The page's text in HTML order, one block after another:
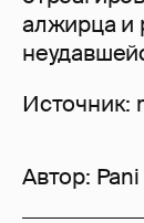
алжирца и
Источник:
Автор: Pani